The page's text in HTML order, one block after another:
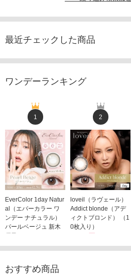
最近チェックした商品
ワンデーランキング
1
EverColor 1day Natur
al（エバーカラー ワ
ンデー ナチュラル）
パールベージュ 新木
優子イメージモデルカ
ラコン（20枚入り）
2
loveil（ラヴェール）
Addict blonde（アデ
ィクトブロンド） （1
0枚入り）
おすすめ商品